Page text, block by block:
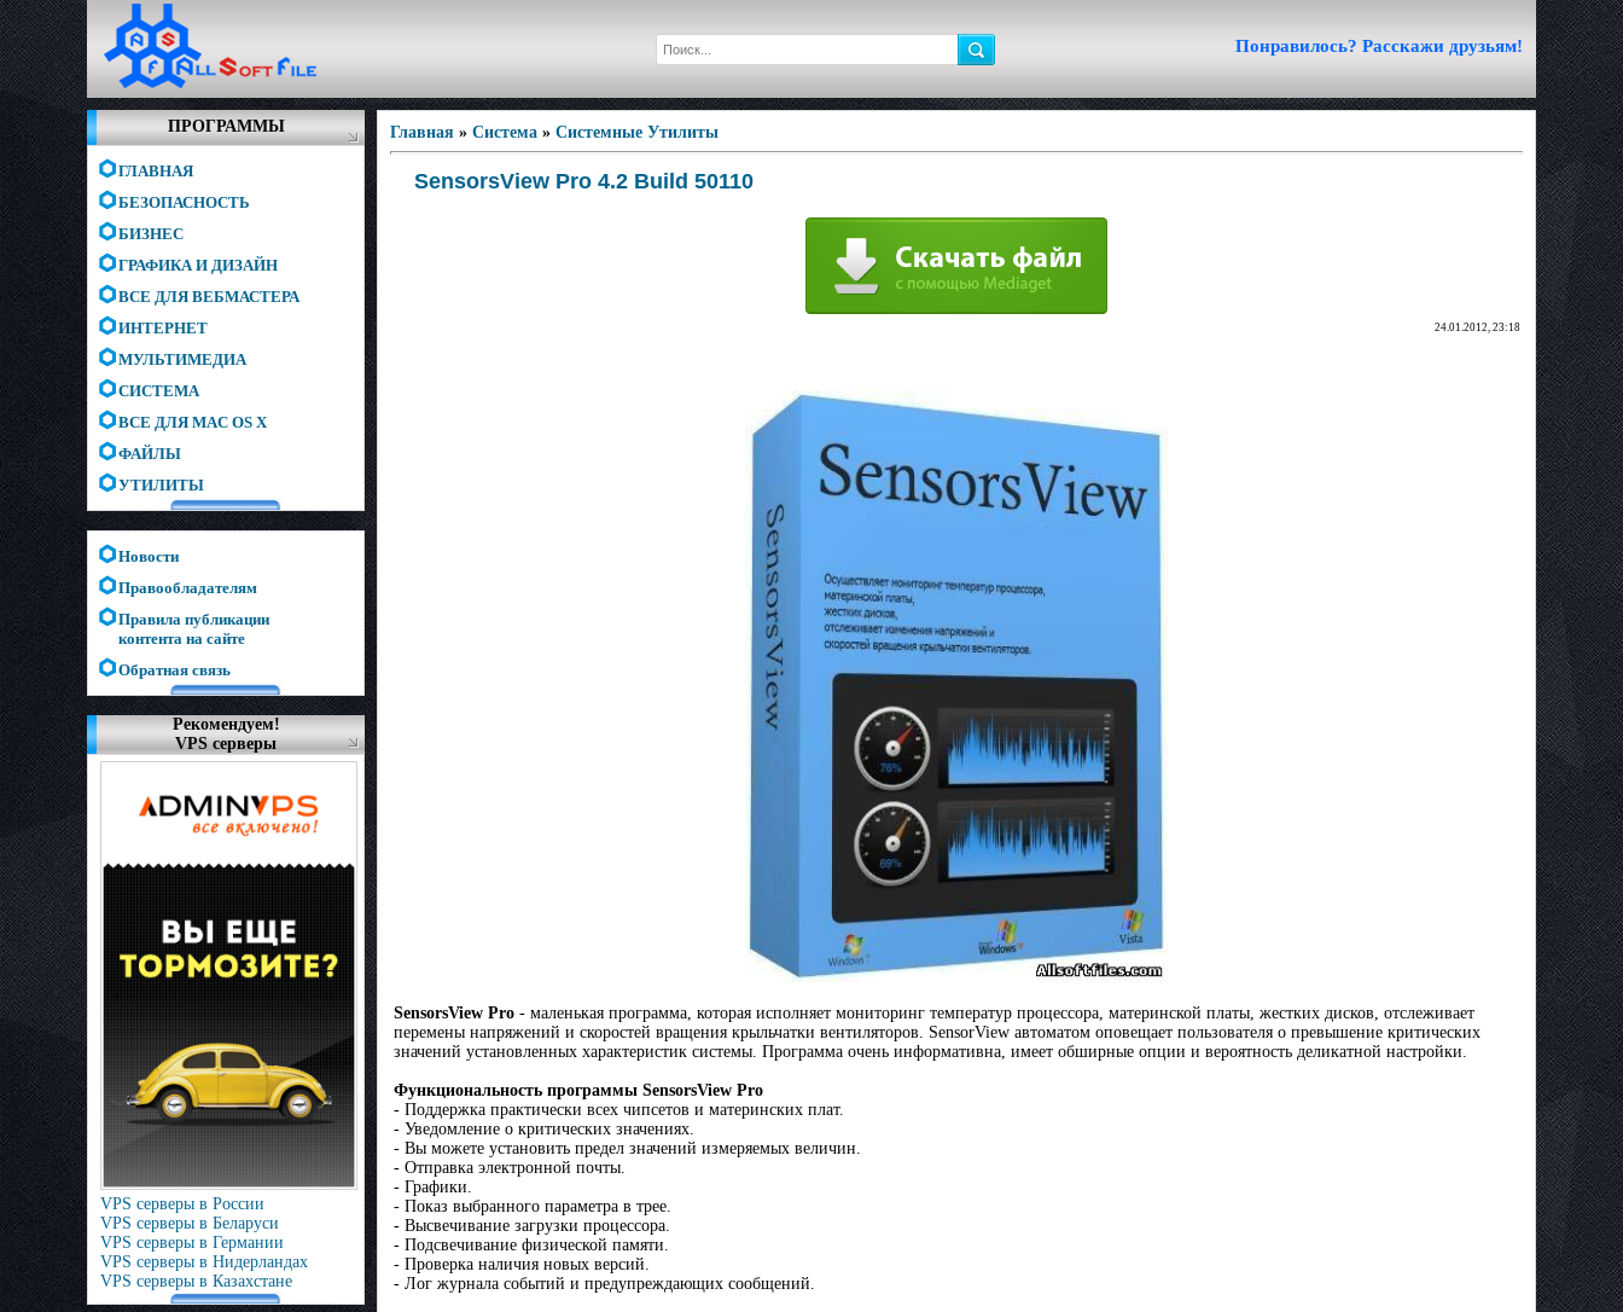
Понравилось? Расскажи друзьям!
ПРОГРАММЫ
ГЛАВНАЯ
БЕЗОПАСНОСТЬ
БИЗНЕС
ГРАФИКА И ДИЗАЙН
ВСЕ ДЛЯ ВЕБМАСТЕРА
ИНТЕРНЕТ
МУЛЬТИМЕДИА
СИСТЕМА
ВСЕ ДЛЯ MAC OS X
ФАЙЛЫ
УТИЛИТЫ
Новости
Правообладателям
Правила публикации
контента на сайте
Обратная связь
Рекомендуем!
VPS серверы
VPS серверы в России
VPS серверы в Беларуси
VPS серверы в Германии
VPS серверы в Нидерландах
VPS серверы в Казахстане
Главная » Система » Системные Утилиты
SensorsView Pro 4.2 Build 50110
24.01.2012, 23:18
SensorsView Pro - маленькая программа, которая исполняет мониторинг температур процессора, материнской платы, жестких дисков, отслеживает
перемены напряжений и скоростей вращения крыльчатки вентиляторов. SensorView автоматом оповещает пользователя о превышение критических
значений установленных характеристик системы. Программа очень информативна, имеет обширные опции и вероятность деликатной настройки.
Функциональность программы SensorsView Pro
- Поддержка практически всех чипсетов и материнских плат.
- Уведомление о критических значениях.
- Вы можете установить предел значений измеряемых величин.
- Отправка электронной почты.
- Графики.
- Показ выбранного параметра в трее.
- Высвечивание загрузки процессора.
- Подсвечивание физической памяти.
- Проверка наличия новых версий.
- Лог журнала событий и предупреждающих сообщений.